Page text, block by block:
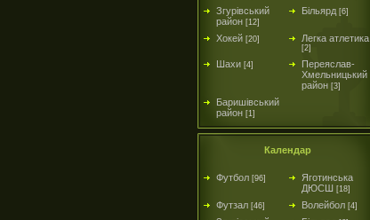
Згурівський
район [12]
Більярд [6]
Хокей [20] Легка атлетика
[2]
Шахи [4]
Переяслав-
Хмельницький
район [3]
Баришівський
район [1]
Календар
Футбол [96]
Яготинська
ДЮСШ [18]
Футзал [46] Волейбол [4]